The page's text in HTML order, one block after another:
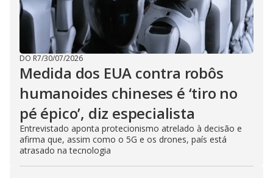
DO R7/30/07/2026
Medida dos EUA contra robôs
humanoides chineses é ‘tiro no
pé épico’, diz especialista
Entrevistado aponta protecionismo atrelado à decisão e
afirma que, assim como o 5G e os drones, país está
atrasado na tecnologia